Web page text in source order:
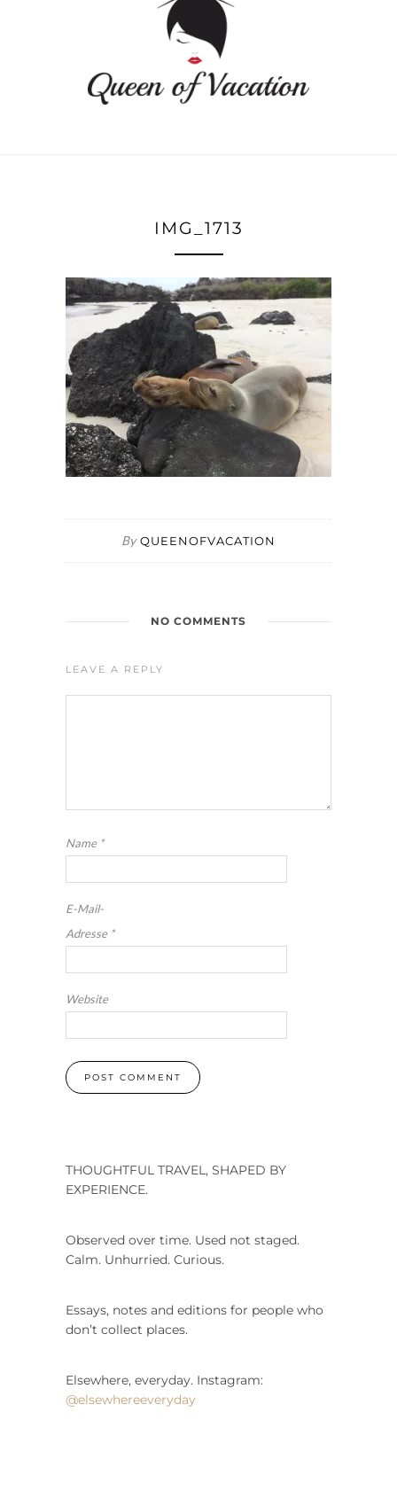
IMG_1713
By QUEENOFVACATION
NO COMMENTS
LEAVE A REPLY
Name *
E-Mail-
Adresse *
Website
THOUGHTFUL TRAVEL, SHAPED BY
EXPERIENCE.
Observed over time. Used not staged.
Calm. Unhurried. Curious.
Essays, notes and editions for people who
don’t collect places.
Elsewhere, everyday. Instagram:
@elsewhereeveryday